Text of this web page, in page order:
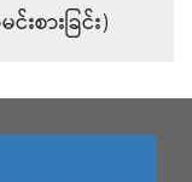
စားခြင်း)